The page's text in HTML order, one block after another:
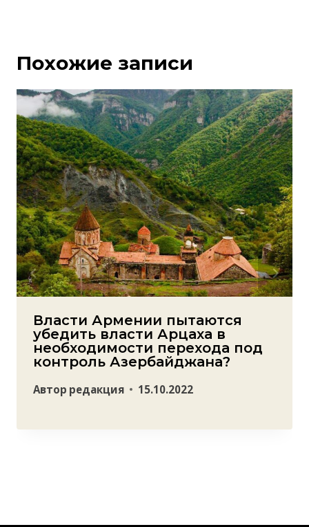
Похожие записи
Власти Армении пытаются
убедить власти Арцаха в
необходимости перехода под
контроль Азербайджана?
Автор редакция 15.10.2022